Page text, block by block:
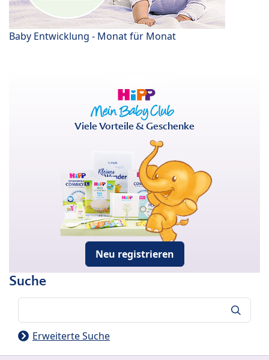
Baby Entwicklung - Monat für Monat
Viele Vorteile & Geschenke
Neu registrieren
Suche
Erweiterte Suche